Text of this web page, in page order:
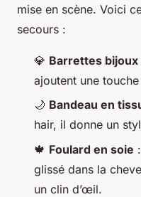
mise en scène. Voici
secours :
💎 Barrettes bijoux
ajoutent une
🌙 Bandeau en
hair, il donne un
🍁 Foulard en soie
glissé dans la
un clin d’œil.